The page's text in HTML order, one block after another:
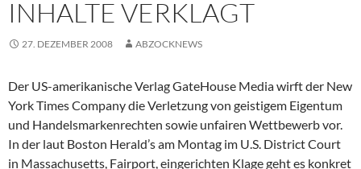
INHALTE VERKLAGT
27. DEZEMBER 2008 ABZOCKNEWS
Der US-amerikanische Verlag GateHouse Media wirft der New
York Times Company die Verletzung von geistigem Eigentum
und Handelsmarkenrechten sowie unfairen Wettbewerb vor.
In der laut Boston Herald’s am Montag im U.S. District Court
in Massachusetts, Fairport, eingerichten Klage geht es konkret